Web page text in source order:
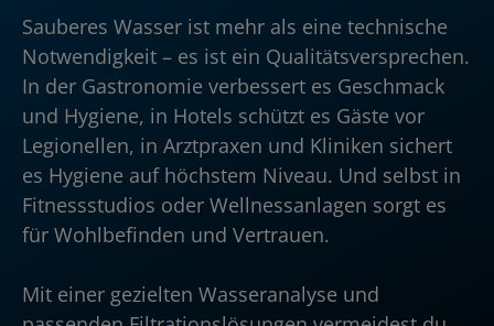
Sauberes Wasser ist mehr als eine technische
Notwendigkeit – es ist ein Qualitätsversprechen.
In der Gastronomie verbessert es Geschmack
und Hygiene, in Hotels schützt es Gäste vor
Legionellen, in Arztpraxen und Kliniken sichert
es Hygiene auf höchstem Niveau. Und selbst in
Fitnessstudios oder Wellnessanlagen sorgt es
für Wohlbefinden und Vertrauen.
Mit einer gezielten Wasseranalyse und